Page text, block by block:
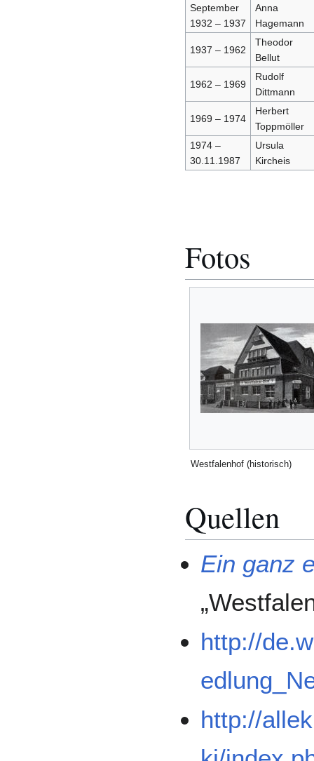
September
1932 – 1937
Anna
Hagemann
1937 – 1962
Theodor
Bellut
1962 – 1969
Rudolf
Dittmann
1969 – 1974
Herbert
Toppmöller
1974 –
30.11.1987
Ursula
Kircheis
Fotos
Westfalenhof (historisch)
Quellen
Ein ganz
http://
http://